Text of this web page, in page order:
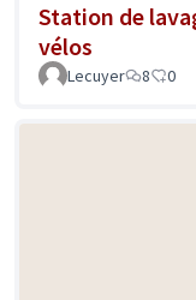
Station de
vélos
Lecuyer 8 0